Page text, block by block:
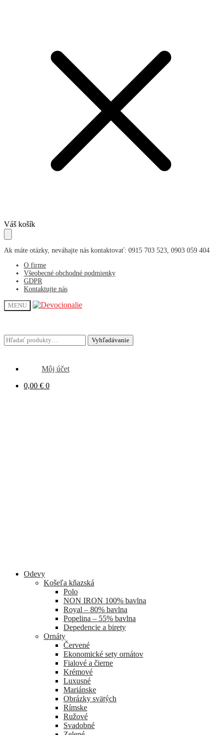
Skip
to
navigation
Skip
to
content
Váš košík
Ak máte otázky, neváhajte nás kontaktovať: 0915 703 523, 0903 059 404
O firme
Všeobecné obchodné podmienky
GDPR
Kontaktujte nás
MENU
Hľadať: Vyhľadávanie
Môj účet
0,00 € 0
Hľadať: Vyhľadávanie
Odevy
Košeľa kňazská
Polo
NON IRON 100% bavlna
Royal – 80% bavlna
Popelina – 55% bavlna
Depedencie a birety
Ornáty
Červené
Ekonomické sety ornátov
Fialové a čierne
Krémové
Luxusné
Mariánske
Obrázky svätých
Rímske
Ružové
Svadobné